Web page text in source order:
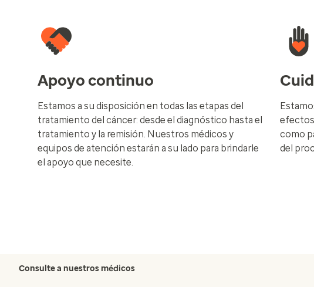
Apoyo continuo
Estamos a su disposición en todas las etapas del
tratamiento del cáncer: desde el diagnóstico hasta el
tratamiento y la remisión. Nuestros médicos y
equipos de atención estarán a su lado para brindarle
el apoyo que necesite.
efectos
como
del
Consulte a nuestros médicos